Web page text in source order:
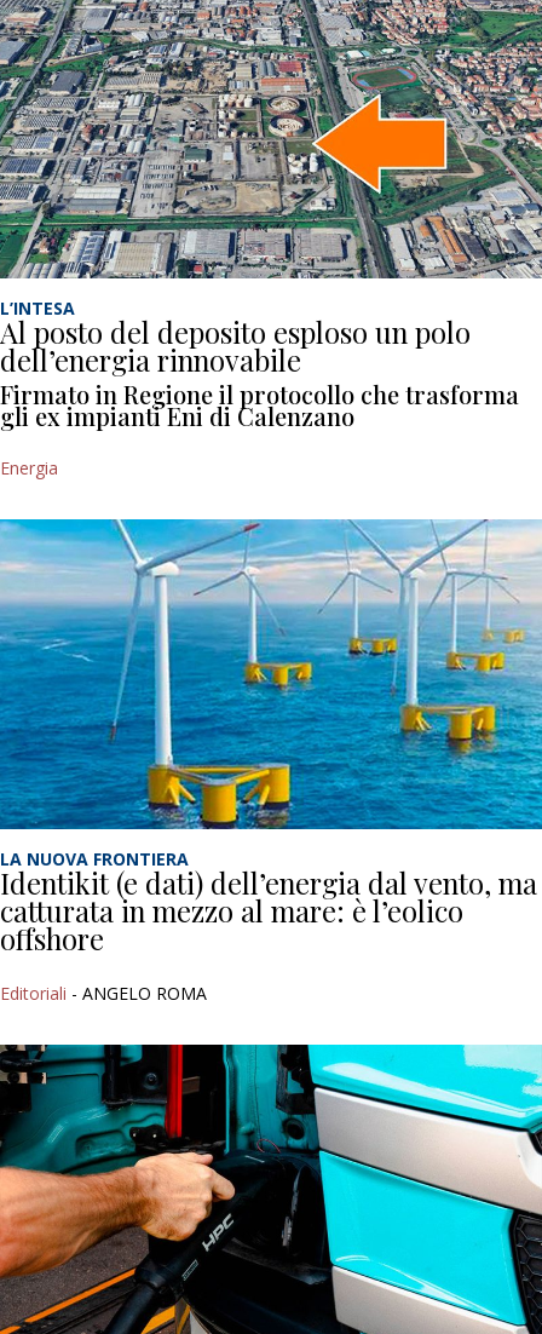
L’INTESA
Al posto del deposito esploso un polo
dell’energia rinnovabile
Firmato in Regione il protocollo che trasforma
gli ex impianti Eni di Calenzano
Energia
LA NUOVA FRONTIERA
Identikit (e dati) dell’energia dal vento, ma
catturata in mezzo al mare: è l’eolico
offshore
Editoriali - ANGELO ROMA